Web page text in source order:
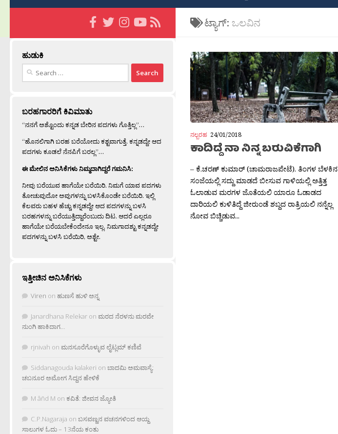
ಟ್ಯಾಗ್: ಒಲವಿನ
ನಲ್ಬರಹ 24/01/2018
ಕಾದಿದ್ದೆ ನಾ ನಿನ್ನ ಬರುವಿಕೆಗಾಗಿ
– ಕೆ.ಚರಣ್ ಕುಮಾರ್ (ಚಾಮರಾಜಪೇಟೆ). ತಿಂಗಳ ಬೆಳಕಿನ
ಸಂಜೆಯಲ್ಲಿ ಸದ್ದು ಮಾಡದೆ ಬೀಸುವ ಗಾಳಿಯಲ್ಲಿ ಅತ್ತಿತ್ತ
ಓಲಾಡುವ ಮರಗಳ ಜೊತೆಯಲಿ ಯಾರೂ ಓಡಾಡದ
ದಾರಿಯಲಿ ಕುಳಿತಿದ್ದೆ ಜೀರುಂಡೆ ಶಬ್ದದ ರಾತ್ರಿಯಲಿ ನನ್ನೆಲ್ಲ
ನೋವ ಬಿಚ್ಚಿಡುವ...
ಹುಡುಕಿ
Search
ಬರಹಗಾರರಿಗೆ ಕಿವಿಮಾತು
“ನನಗೆ ಅಶ್ಟೊಂದು ಕನ್ನಡ ಬೇರಿನ ಪದಗಳು ಗೊತ್ತಿಲ್ಲ”…
“ಹೊನಲಿಗಾಗಿ ಬರಹ ಬರೆಯೋದು ಕಶ್ಟವಾಗುತ್ತೆ. ಕನ್ನಡದ್ದೇ ಆದ
ಪದಗಳು ಕೂಡಲೆ ನೆನಪಿಗೆ ಬರಲ್ಲ”…
ಈ ಮೇಲಿನ ಅನಿಸಿಕೆಗಳು ನಿಮ್ಮದಾಗಿದ್ದರೆ ಗಮನಿಸಿ:
ನೀವು ಬರೆಯುವ ಹಾಗೆಯೇ ಬರೆಯಿರಿ. ನಿಮಗೆ ಯಾವ ಪದಗಳು
ತೋಚುವುದೋ ಅವುಗಳನ್ನು ಬಳಸಿಕೊಂಡೇ ಬರೆಯಿರಿ. ಇಲ್ಲಿ
ಕೆಲವರು ಬಹಳ ಹೆಚ್ಚು ಕನ್ನಡದ್ದೇ ಆದ ಪದಗಳನ್ನು ಬಳಸಿ
ಬರಹಗಳನ್ನು ಬರೆಯುತ್ತಿದ್ದಾರೆಂಬುದು ದಿಟ. ಆದರೆ ಎಲ್ಲರೂ
ಹಾಗೆಯೇ ಬರೆಯಬೇಕೆಂದೇನೂ ಇಲ್ಲ. ನಿಮಗಾದಶ್ಟು ಕನ್ನಡದ್ದೇ
ಪದಗಳನ್ನು ಬಳಸಿ ಬರೆಯಿರಿ, ಅಶ್ಟೇ.
ಇತ್ತೀಚಿನ ಅನಿಸಿಕೆಗಳು
Viren on ಹುಣಸೆ ಹುಳಿ ಅನ್ನ
Janardhana Relekar on ಮರದ ನೆರಳನು ಮರವೇ
ನುಂಗಿ ಹಾಕಿದಾಗ…
rjnivah on ಮನಸೂರೆಗೊಳ್ಳುವ ಲೈಟ್ಲಮ್ ಕಣಿವೆ
Siddanagouda kalakeri on ಬಾದಮಿ ಅಮವಾಸ್ಯೆ:
ಚಬನೂರ ಅಮೋಗ ಸಿದ್ದನ ಹೇಳಿಕೆ
M âñd M on ಕವಿತೆ: ಜೀವನ ಜ್ಯೋತಿ
C.P.Nagaraja on ಬಸವಣ್ಣನ ವಚನಗಳಿಂದ ಆಯ್ದ
ಸಾಲುಗಳ ಓದು – 13ನೆಯ ಕಂತು